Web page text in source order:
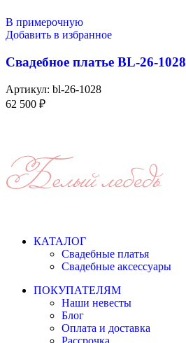
В примерочную
Добавить в избранное
Свадебное платье BL-26-1028
Артикул: bl-26-1028
62 500 ₽
КАТАЛОГ
Свадебные платья
Свадебные аксессуары
ПОКУПАТЕЛЯМ
Наши невесты
Блог
Оплата и доставка
Рассрочка